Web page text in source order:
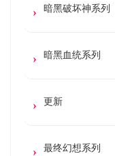
暗黑破坏神系列
暗黑血统系列
更新
最终幻想系列